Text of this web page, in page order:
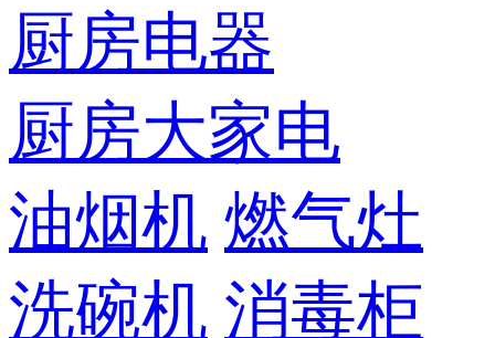
厨房电器
厨房大家电
油烟机 燃气灶
洗碗机 消毒柜